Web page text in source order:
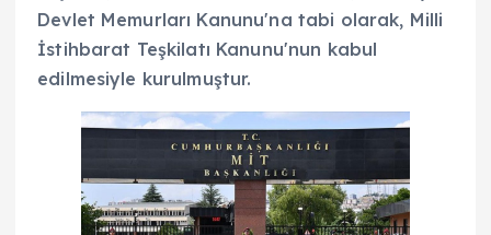
Devlet Memurları Kanunu'na tabi olarak, Milli
İstihbarat Teşkilatı Kanunu'nun kabul
edilmesiyle kurulmuştur.